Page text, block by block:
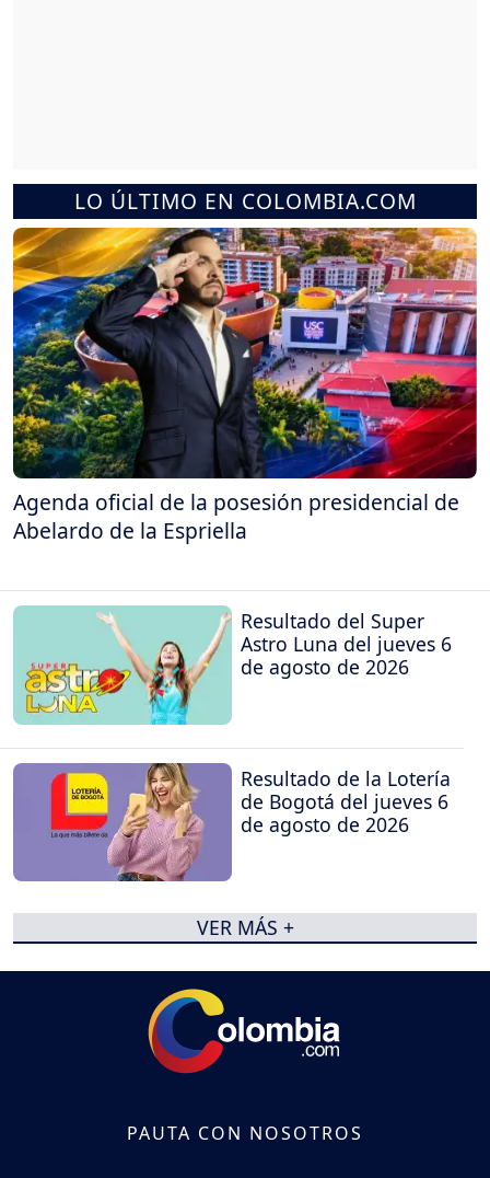
LO ÚLTIMO EN COLOMBIA.COM
Agenda oficial de la posesión presidencial de
Abelardo de la Espriella
Resultado del Super
Astro Luna del jueves 6
de agosto de 2026
Resultado de la Lotería
de Bogotá del jueves 6
de agosto de 2026
VER MÁS +
PAUTA CON NOSOTROS